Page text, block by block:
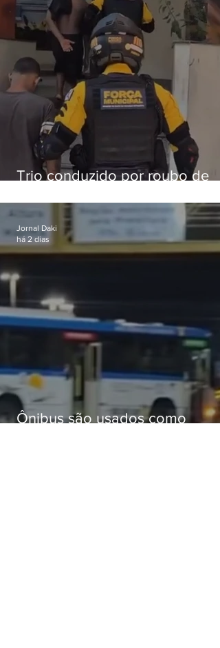
Trio conduzido por roubo de
passagens
Ônibus são usados como
Jornal Daki
há 2 dias